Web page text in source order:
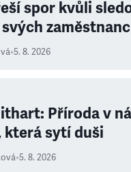
spor kvůli
•5. 8. 2026
Příroda v
která sytí duši
•5. 8. 2026